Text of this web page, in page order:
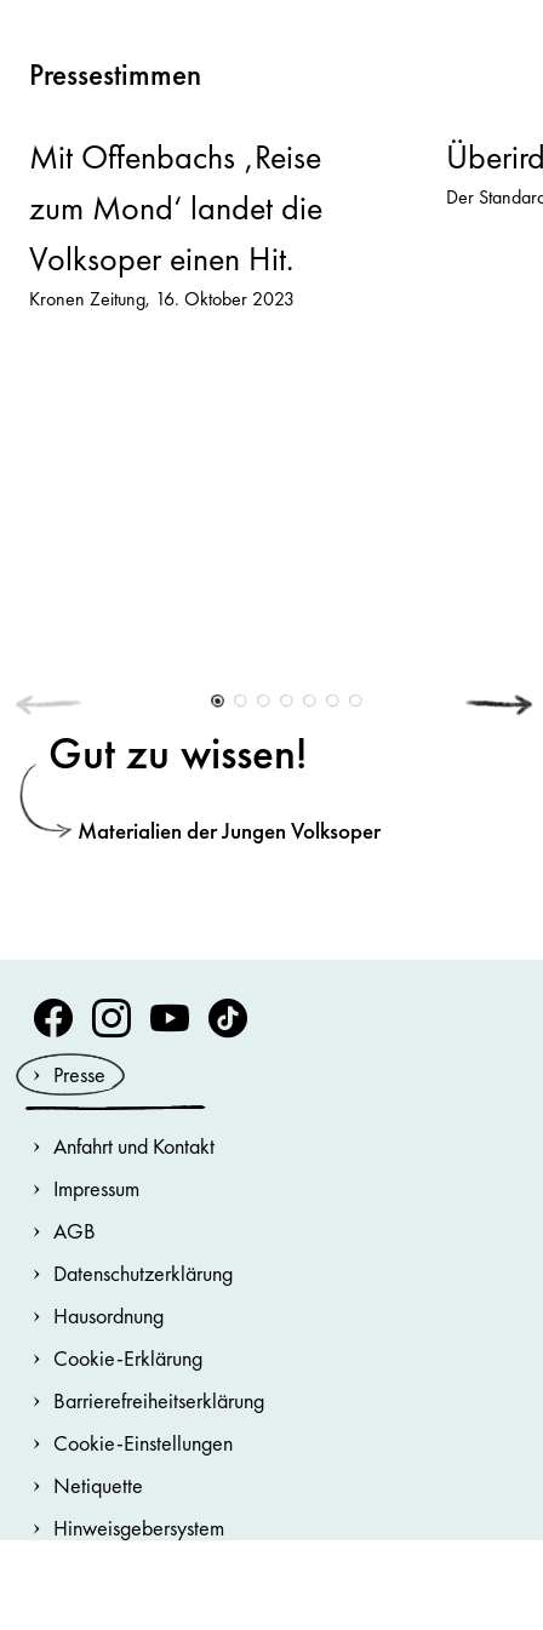
Pressestimmen
Mit Offenbachs ‚Reise
zum Mond‘ landet die
Volksoper einen Hit.
Kronen Zeitung 16. Oktober 2023
Der
Gut zu wissen!
Materialien der Jungen Volksoper
Volksoper Facebook
Volksoper Instagram
Volksoper Youtube
Volksoper TikTok
Presse
Anfahrt und Kontakt
Impressum
AGB
Datenschutzerklärung
Hausordnung
Cookie-Erklärung
Barrierefreiheitserklärung
Cookie-Einstellungen
Netiquette
Hinweisgebersystem